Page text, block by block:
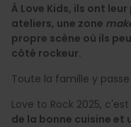
À Love Kids, ils ont
ateliers, une zone
propre scène où ils
côté rockeur.
Toute la famille y
Love to Rock 2025,
de la bonne cuisine et